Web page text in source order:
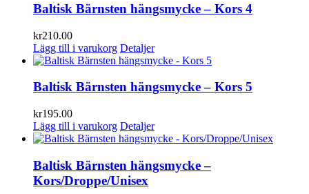
Baltisk Bärnsten hängsmycke – Kors 4
kr210.00
Lägg till i varukorg Detaljer
Baltisk Bärnsten hängsmycke – Kors 5
kr195.00
Lägg till i varukorg Detaljer
Baltisk Bärnsten hängsmycke –
Kors/Droppe/Unisex